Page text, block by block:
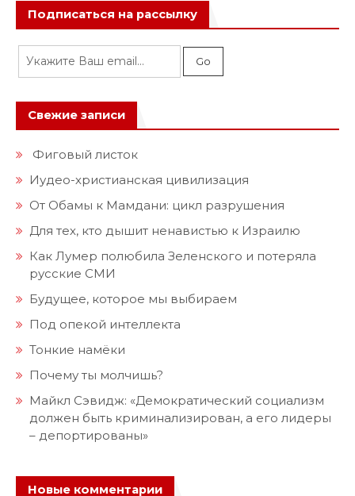
Подписаться на рассылку
Свежие записи
Фиговый листок
Иудео-христианская цивилизация
От Обамы к Мамдани: цикл разрушения
Для тех, кто дышит ненавистью к Израилю
Как Лумер полюбила Зеленского и потеряла
русские СМИ
Будущее, которое мы выбираем
Под опекой интеллекта
Тонкие намёки
Почему ты молчишь?
Майкл Сэвидж: «Демократический социализм
должен быть криминализирован, а его лидеры
– депортированы»
Новые комментарии